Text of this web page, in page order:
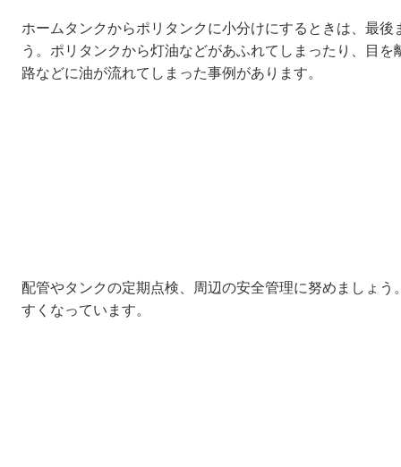
ホームタンクからポリタンクに小分けにするときは、最
う。ポリタンクから灯油などがあふれてしまったり、目
路などに油が流れてしまった事例があります。
配管やタンクの定期点検、周辺の安全管理に努めましょ
すくなっています。